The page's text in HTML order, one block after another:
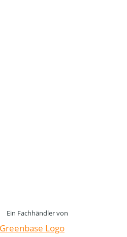
Ein Fachhändler von